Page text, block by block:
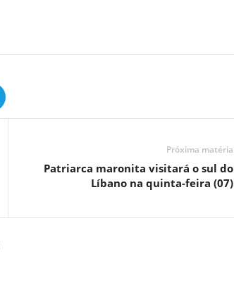
Próxima matéria
Patriarca maronita visitará o sul do
Líbano na quinta-feira (07)